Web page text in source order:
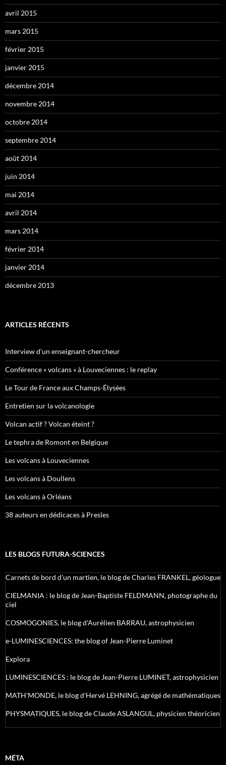
avril 2015
mars 2015
février 2015
janvier 2015
décembre 2014
novembre 2014
octobre 2014
septembre 2014
août 2014
juin 2014
mai 2014
avril 2014
mars 2014
février 2014
janvier 2014
décembre 2013
ARTICLES RÉCENTS
Interview d’un enseignant-chercheur
Conférence « volcans » à Louveciennes : le replay
Le Tour de France aux Champs-Élysées
Entretien sur la volcanologie
Volcan actif ? Volcan éteint ?
Le tephra de Romont en Belgique
Les volcans à Louveciennes
Les volcans à Doullens
Les volcans à Orléans
38 auteurs en dédicaces à Presles
LES BLOGS FUTURA-SCIENCES
Carnets de bord d’un martien, le blog de Charles FRANKEL, géologue
CIELMANIA : le blog de Jean-Baptiste FELDMANN, photographe du
ciel
COSMOGONIES, le blog d'Aurélien BARRAU, astrophysicien
e-LUMINESCIENCES: the blog of Jean-Pierre Luminet
Explora
LUMINESCIENCES : le blog de Jean-Pierre LUMINET, astrophysicien
MATH'MONDE, le blog d'Hervé LEHNING, agrégé de mathématiques
PHYSMATIQUES, le blog de Claude ASLANGUL, physicien théoricien
MÉTA